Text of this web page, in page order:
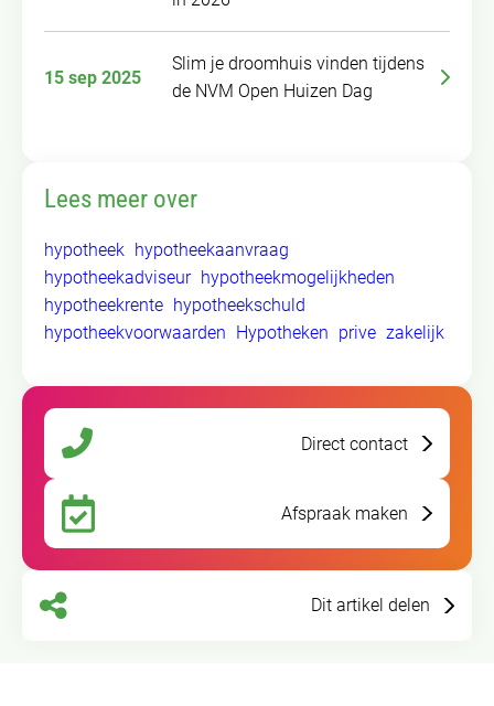
15 sep 2025
Slim je droomhuis vinden tijdens
de NVM Open Huizen Dag
Lees meer over
hypotheek hypotheekaanvraag
hypotheekadviseur hypotheekmogelijkheden
hypotheekrente hypotheekschuld
hypotheekvoorwaarden
Hypotheken prive zakelijk
Direct contact
Afspraak maken
Dit artikel delen